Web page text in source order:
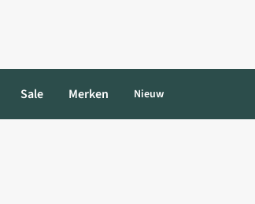
Sale Merken Nieuw